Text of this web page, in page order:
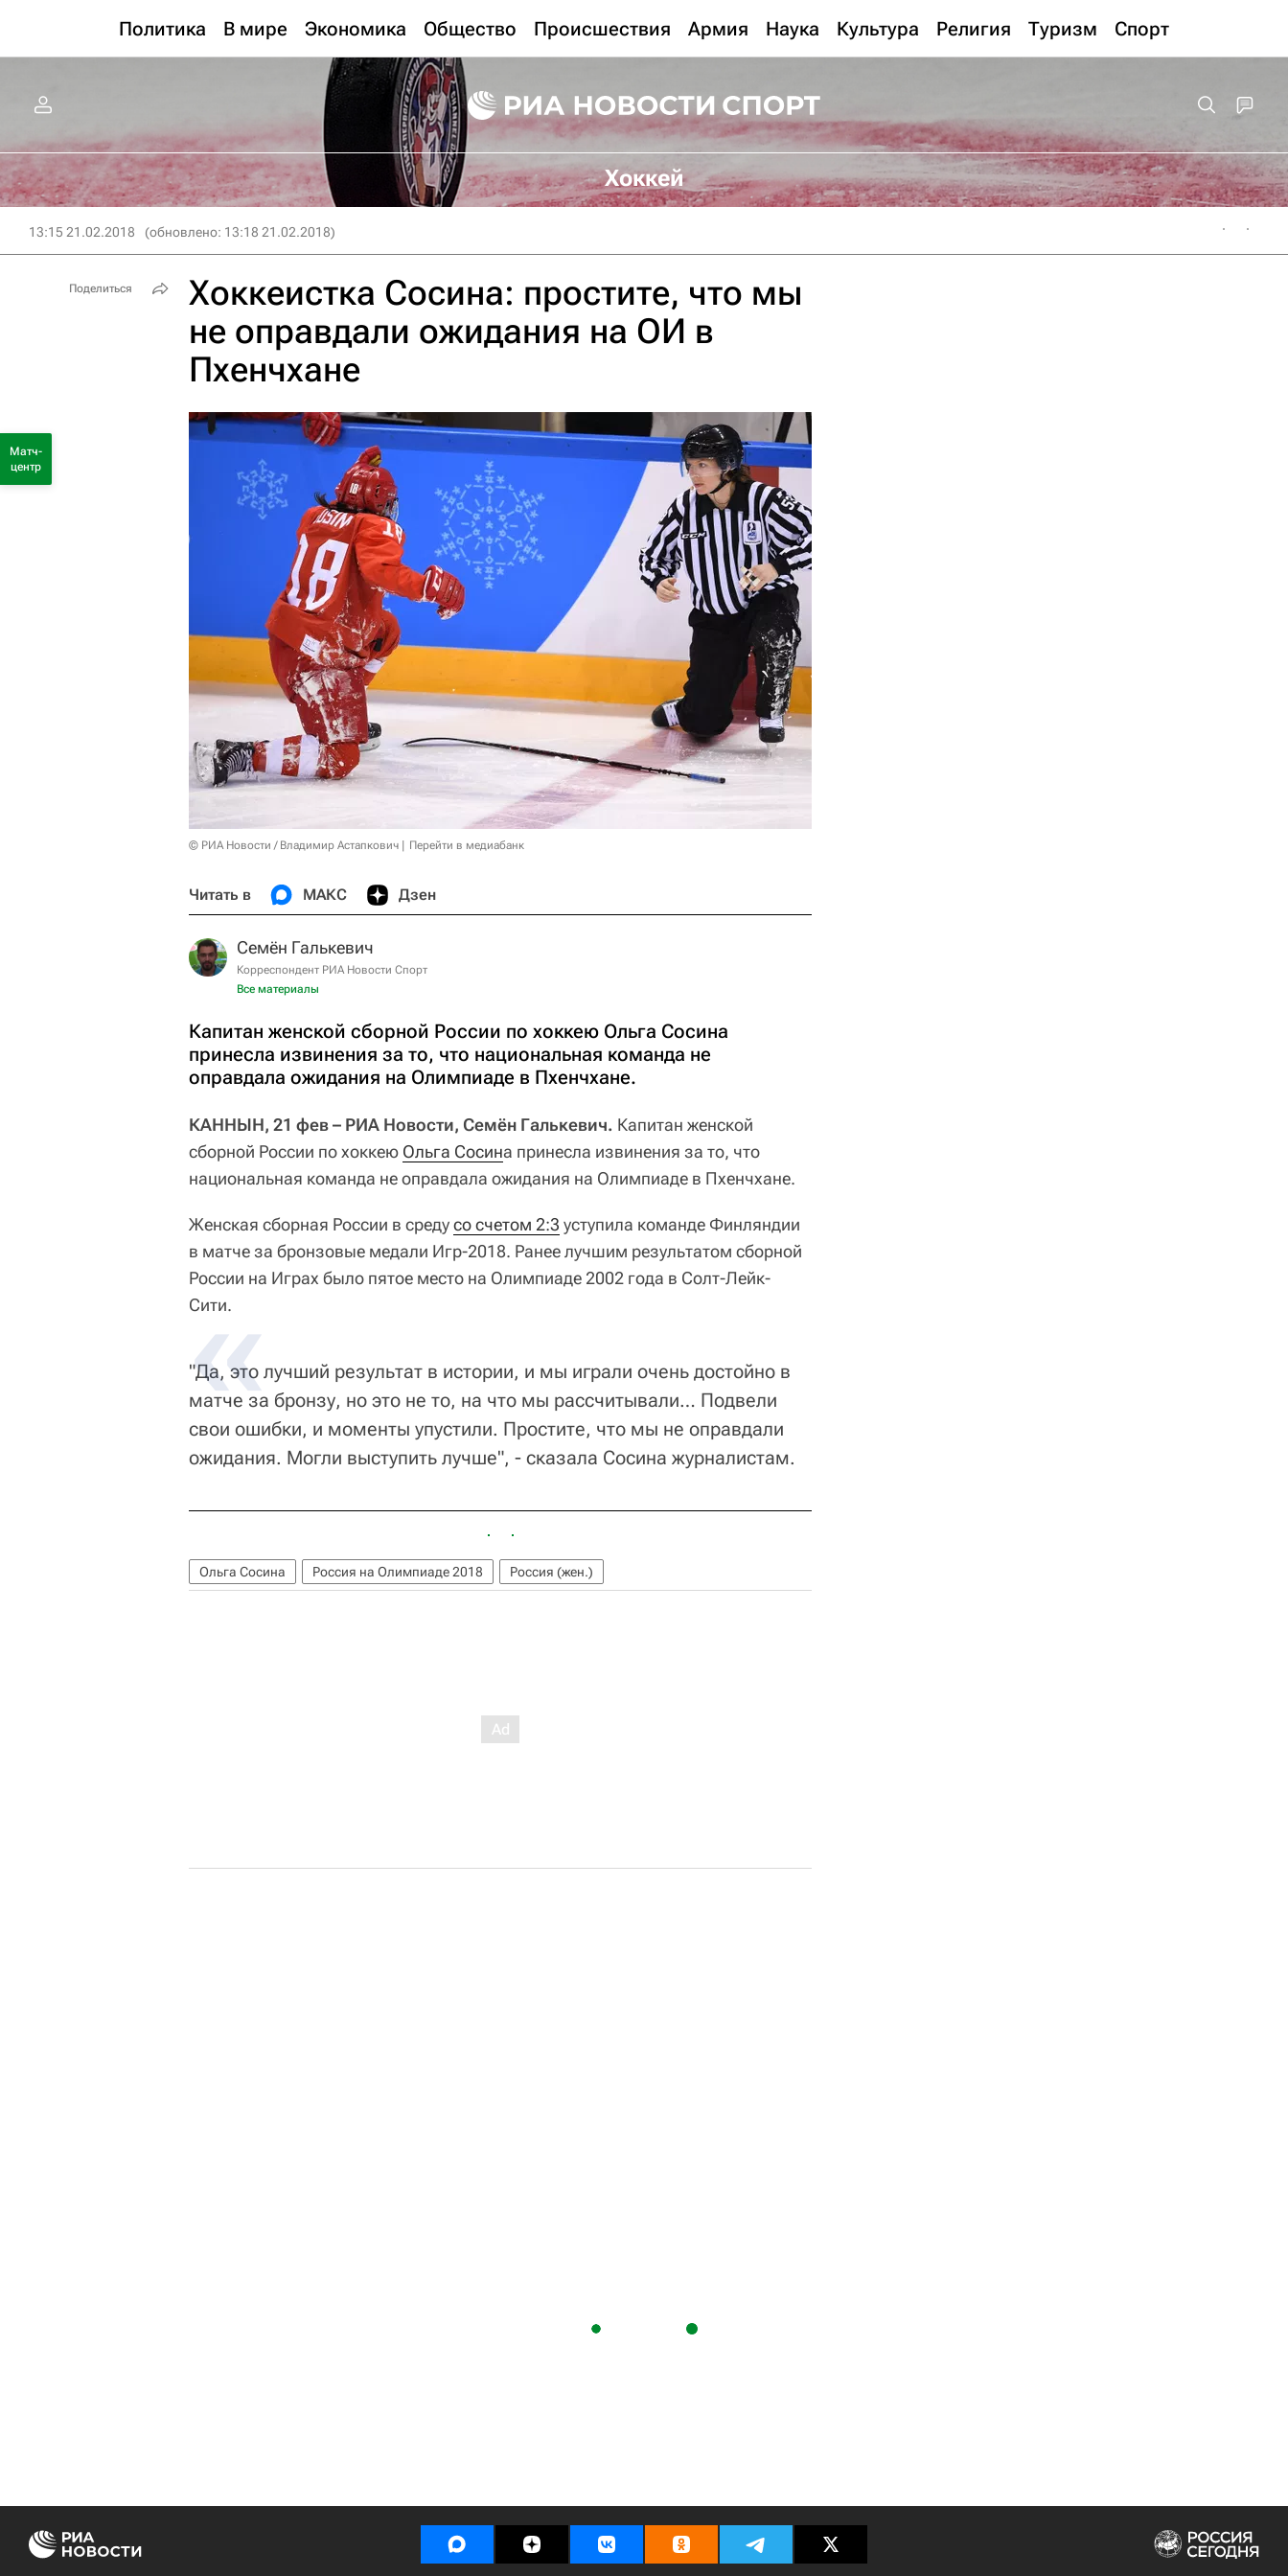
Политика В мире Экономика Общество Происшествия Армия Наука Культура Религия Туризм Спорт
Хоккей
13:15 21.02.2018 (обновлено: 13:18 21.02.2018)
Хоккеистка Сосина: простите, что мы
не оправдали ожидания на ОИ в
Пхенчхане
© РИА Новости / Владимир Астапкович Перейти в медиабанк
Читать в МАКС Дзен
Семён Галькевич
Корреспондент РИА Новости Спорт
Все материалы
Капитан женской сборной России по хоккею Ольга Сосина
принесла извинения за то, что национальная команда не
оправдала ожидания на Олимпиаде в Пхенчхане.
КАННЫН, 21 фев – РИА Новости, Семён Галькевич. Капитан женской
сборной России по хоккею Ольга Сосина принесла извинения за то, что
национальная команда не оправдала ожидания на Олимпиаде в Пхенчхане.
Женская сборная России в средусо счетом 2:3 уступила команде Финляндии
в матче за бронзовые медали Игр-2018. Ранее лучшим результатом сборной
России на Играх было пятое место на Олимпиаде 2002 года в Солт-Лейк-
Сити.
"Да, это лучший результат в истории, и мы играли очень достойно в
матче за бронзу, но это не то, на что мы рассчитывали… Подвели
свои ошибки, и моменты упустили. Простите, что мы не оправдали
ожидания. Могли выступить лучше", - сказала Сосина журналистам.
Ольга Сосина Россия на Олимпиаде 2018 Россия (жен.)
Поделиться
Матч-
центр